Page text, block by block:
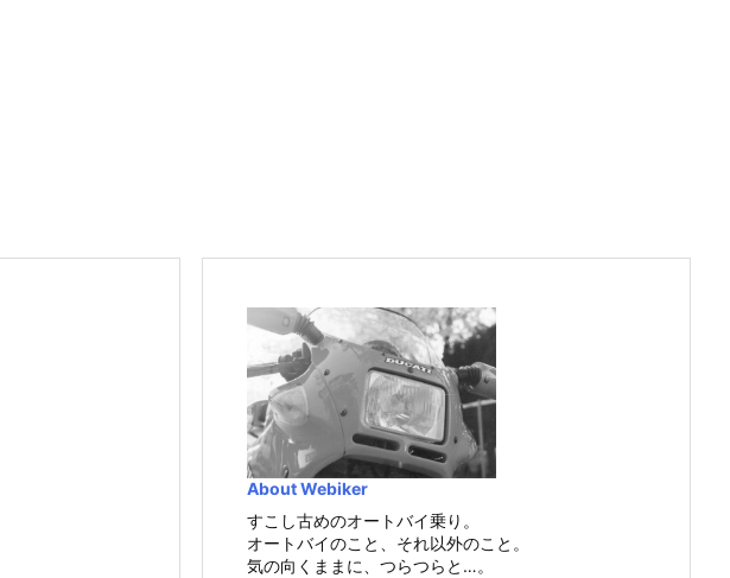
About Webiker
すこし古めのオートバイ乗り。
オートバイのこと、それ以外のこと。
気の向くままに、つらつらと…。